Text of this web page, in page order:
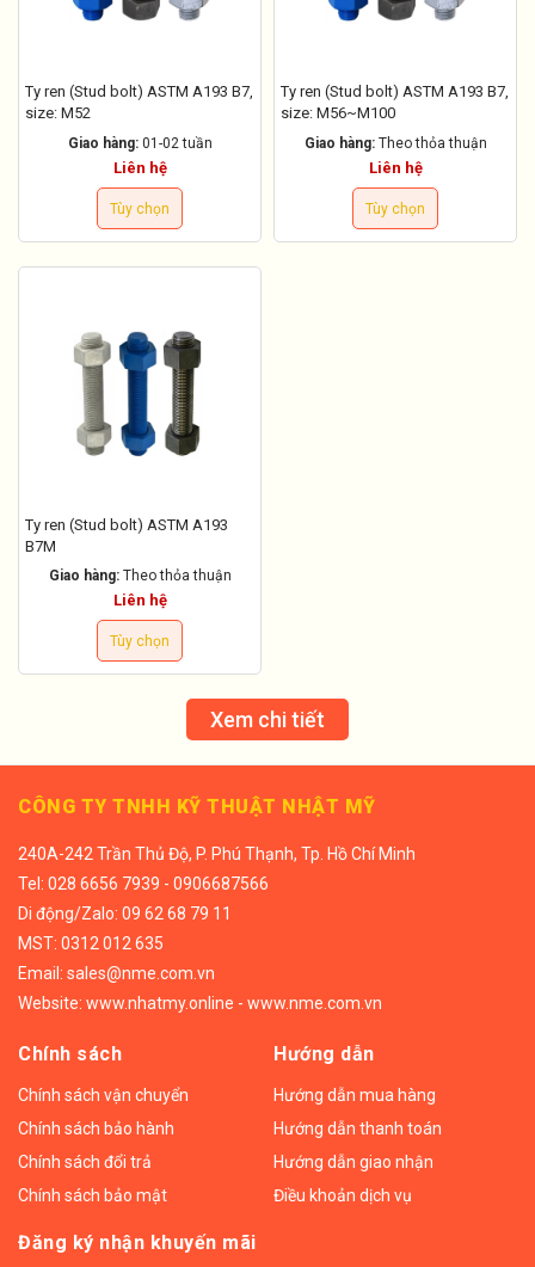
Ty ren (Stud bolt) ASTM A193 B7,
size: M52
Giao hàng: 01-02 tuần
Liên hệ
Tùy chọn
Ty ren (Stud bolt) ASTM A193 B7,
size: M56~M100
Giao hàng: Theo thỏa thuận
Liên hệ
Tùy chọn
Ty ren (Stud bolt) ASTM A193
B7M
Giao hàng: Theo thỏa thuận
Liên hệ
Tùy chọn
Xem chi tiết
CÔNG TY TNHH KỸ THUẬT NHẬT MỸ
240A-242 Trần Thủ Độ, P. Phú Thạnh, Tp. Hồ Chí Minh
Tel: 028 6656 7939 - 0906687566
Di động/Zalo: 09 62 68 79 11
MST: 0312 012 635
Email: sales@nme.com.vn
Website: www.nhatmy.online - www.nme.com.vn
Chính sách
Chính sách vận chuyển
Chính sách bảo hành
Chính sách đổi trả
Chính sách bảo mật
Hướng dẫn
Hướng dẫn mua hàng
Hướng dẫn thanh toán
Hướng dẫn giao nhận
Điều khoản dịch vụ
Đăng ký nhận khuyến mãi